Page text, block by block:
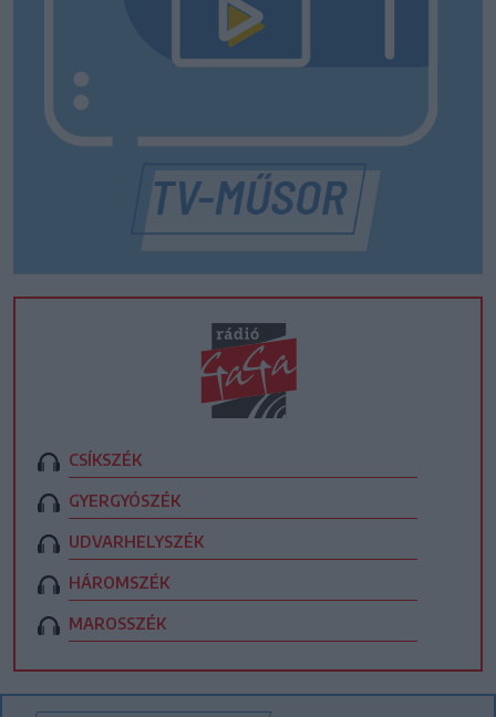
CSÍKSZÉK
GYERGYÓSZÉK
UDVARHELYSZÉK
HÁROMSZÉK
MAROSSZÉK